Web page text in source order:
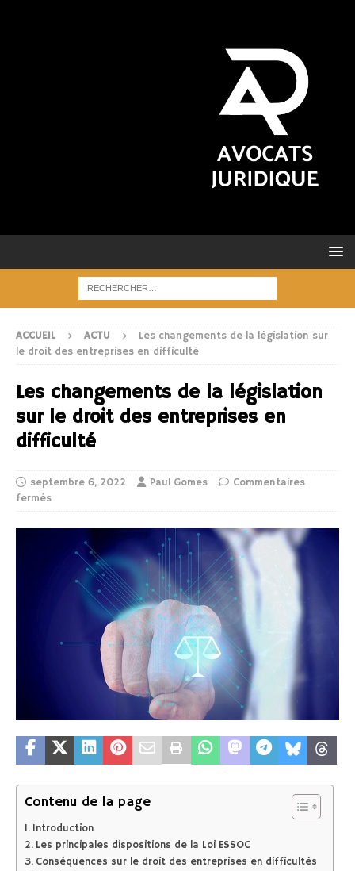
ACCUEIL ACTU
Les changements de la législation sur
le droit des entreprises en difficulté
Les changements de la législation
sur le droit des entreprises en
difficulté
septembre 6, 2022 Paul Gomes
Commentaires
fermés
Contenu de la page
Introduction
Les principales dispositions de la Loi ESSOC
Conséquences sur le droit des entreprises en difficultés